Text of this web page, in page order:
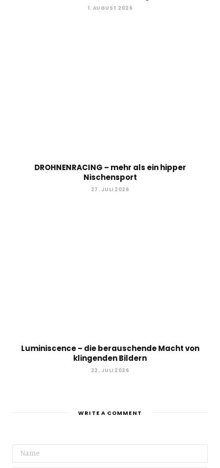
1. AUGUST 2026
DROHNENRACING – mehr als ein hipper
Nischensport
27. JULI 2026
Luminiscence – die berauschende Macht von
klingenden Bildern
22. JULI 2026
WRITE A COMMENT